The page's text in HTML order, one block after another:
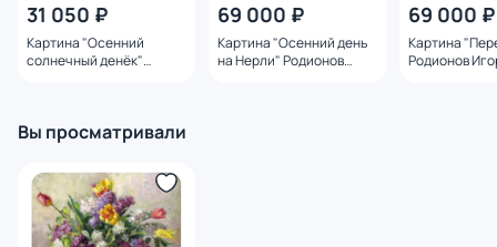
31 050 ₽
Картина "Осенний
солнечный денёк"
69 000 ₽
Картина "Осенний день
на Нерли" Родионов
69 000 ₽
Картина
Родионов
Вы просматривали